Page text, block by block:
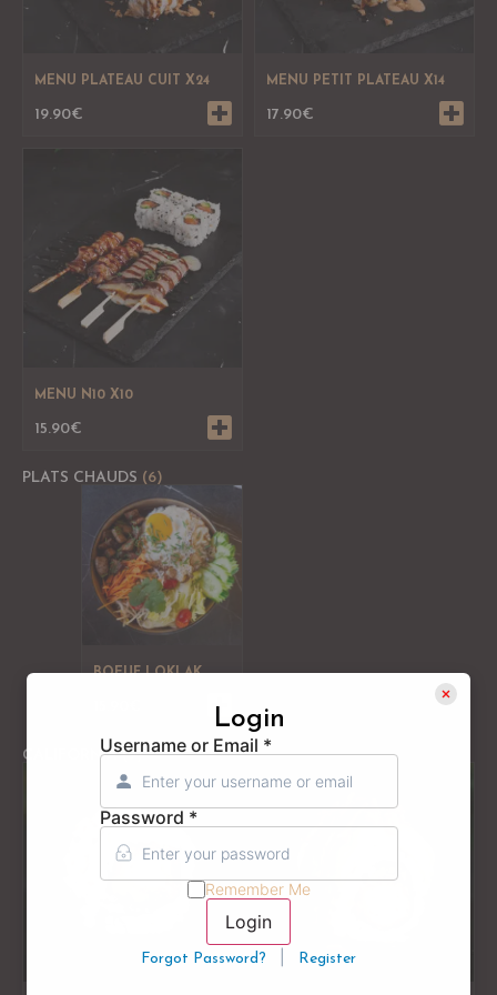
MENU PLATEAU CUIT X24
19.90€
MENU PETIT PLATEAU X14
17.90€
MENU N10 X10
15.90€
PLATS CHAUDS (6)
BOEUF LOKLAK
CALIFORNIA(9)
Login
Username or Email *
Password *
Remember Me
Login
Forgot Password? Register